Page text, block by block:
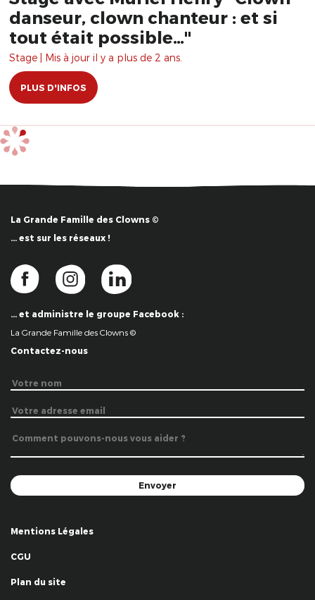
danseur, clown chanteur : et si
tout était possible…"
Stage | Mis à jour il y a plus de 2 ans.
PLUS D'INFOS
La Grande Famille des Clowns ©
… est sur les réseaux !
… et administre le groupe Facebook :
La Grande Famille des Clowns ©
Contactez-nous
Mentions Légales
CGU
Plan du site